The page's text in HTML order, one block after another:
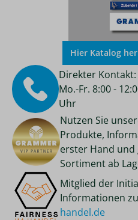
Hier Katalog
Direkter
Mo.-Fr. 8:00 -
Uhr
Nutzen Sie
Produkte,
erster Hand und
Sortiment ab
Mitglied der
Informationen
handel.de